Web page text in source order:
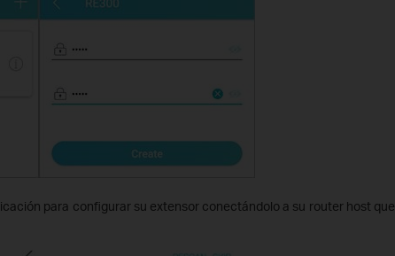
para configurar su extensor conectándolo a su router host que